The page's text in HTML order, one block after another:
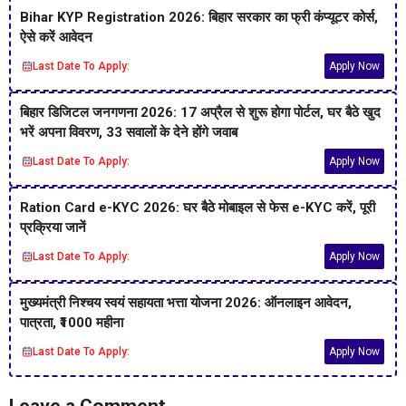
Bihar KYP Registration 2026: बिहार सरकार का फ्री कंप्यूटर कोर्स,
ऐसे करें आवेदन
Last Date To Apply: Apply Now
बिहार डिजिटल जनगणना 2026: 17 अप्रैल से शुरू होगा पोर्टल, घर बैठे खुद
भरें अपना विवरण, 33 सवालों के देने होंगे जवाब
Last Date To Apply: Apply Now
Ration Card e-KYC 2026: घर बैठे मोबाइल से फेस e-KYC करें, पूरी
प्रक्रिया जानें
Last Date To Apply: Apply Now
मुख्यमंत्री निश्चय स्वयं सहायता भत्ता योजना 2026: ऑनलाइन आवेदन,
पात्रता, ₹1000 महीना
Last Date To Apply: Apply Now